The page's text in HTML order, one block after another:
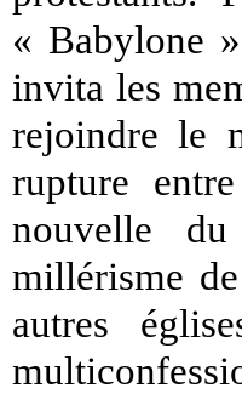
« Babylone
invita les
rejoindre le
rupture
nouvelle du
millérisme
autres